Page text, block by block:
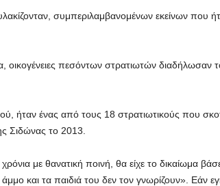
συμπεριλαμβανομένων εκείνων που
πεσόντων στρατιωτών διαδήλωσαν
ήταν ένας από τους 18 στρατιωτικούς που
Σιδώνας το 2013.
με θανατική ποινή, θα είχε το δικαίωμα
και τα παιδιά του δεν τον γνωρίζουν». Εάν